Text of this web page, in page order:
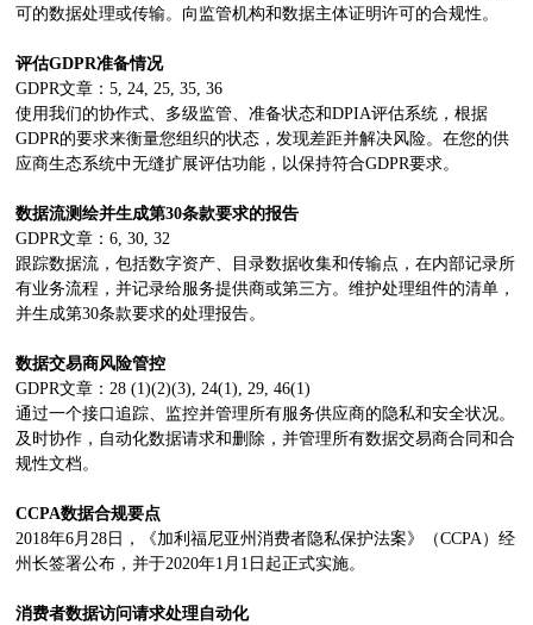
可的数据处理或传输。向监管机构和数据主体证明许可的合规性。
评估GDPR准备情况
GDPR文章：5, 24, 25, 35, 36
使用我们的协作式、多级监管、准备状态和DPIA评估系统，根据
GDPR的要求来衡量您组织的状态，发现差距并解决风险。在您的供
应商生态系统中无缝扩展评估功能，以保持符合GDPR要求。
数据流测绘并生成第30条款要求的报告
GDPR文章：6, 30, 32
跟踪数据流，包括数字资产、目录数据收集和传输点，在内部记录所
有业务流程，并记录给服务提供商或第三方。维护处理组件的清单，
并生成第30条款要求的处理报告。
数据交易商风险管控
GDPR文章：28 (1)(2)(3), 24(1), 29, 46(1)
通过一个接口追踪、监控并管理所有服务供应商的隐私和安全状况。
及时协作，自动化数据请求和删除，并管理所有数据交易商合同和合
规性文档。
CCPA数据合规要点
2018年6月28日，《加利福尼亚州消费者隐私保护法案》（CCPA）经
州长签署公布，并于2020年1月1日起正式实施。
消费者数据访问请求处理自动化